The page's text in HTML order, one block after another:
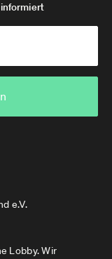
e.V.
Lobby. Wir